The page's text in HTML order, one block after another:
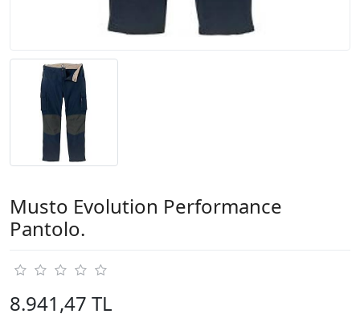
Musto Evolution Performance
Pantolo.
8.941,47 TL